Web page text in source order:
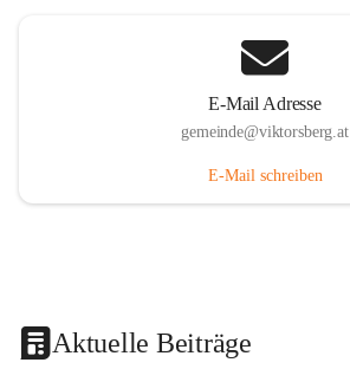
E-Mail Adresse
gemeinde@viktorsberg.at
E-Mail schreiben
Aktuelle Beiträge